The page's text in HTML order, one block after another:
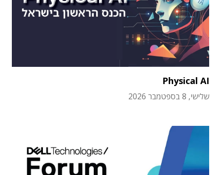
Physical AI
שלישי, 8 בספטמבר 2026